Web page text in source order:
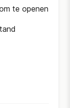
te openen